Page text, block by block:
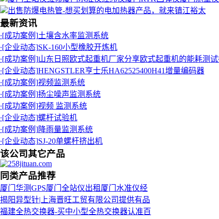
出售防爆电热管-想买划算的电加热器产品，就来镇江裕太
最新资讯
·[成功案例]土壤含水率监测系统
·[企业动态]SK-160小型橡胶开炼机
·[成功案例]山东日照欧式起重机厂家分享欧式起重机的能耗测
·[企业动态]HENGSTLER亨士乐HA62525400H41增量编码器
·[成功案例]视频监测系统
·[成功案例]扬尘噪声监测系统
·[成功案例]视频 监测系统
·[企业动态]螺杆试验机
·[成功案例]降雨量监测系统
·[企业动态]SJ-20单螺杆挤出机
该公司其它产品
同类产品推荐
厦门华测GPS厦门全站仪出租厦门水准仪经
揭阳异型针|上海晋旺工贸有限公司提供有品
福建全热交换器-买中小型全热交换器认准百